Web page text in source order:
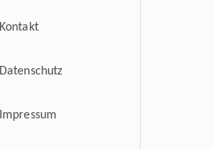
Kontakt
Datenschutz
Impressum